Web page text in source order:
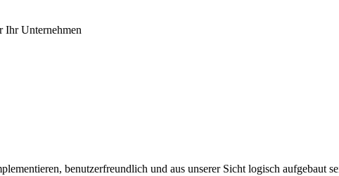
Ihr Unternehmen
benutzerfreundlich und aus unserer Sicht logisch aufgebaut